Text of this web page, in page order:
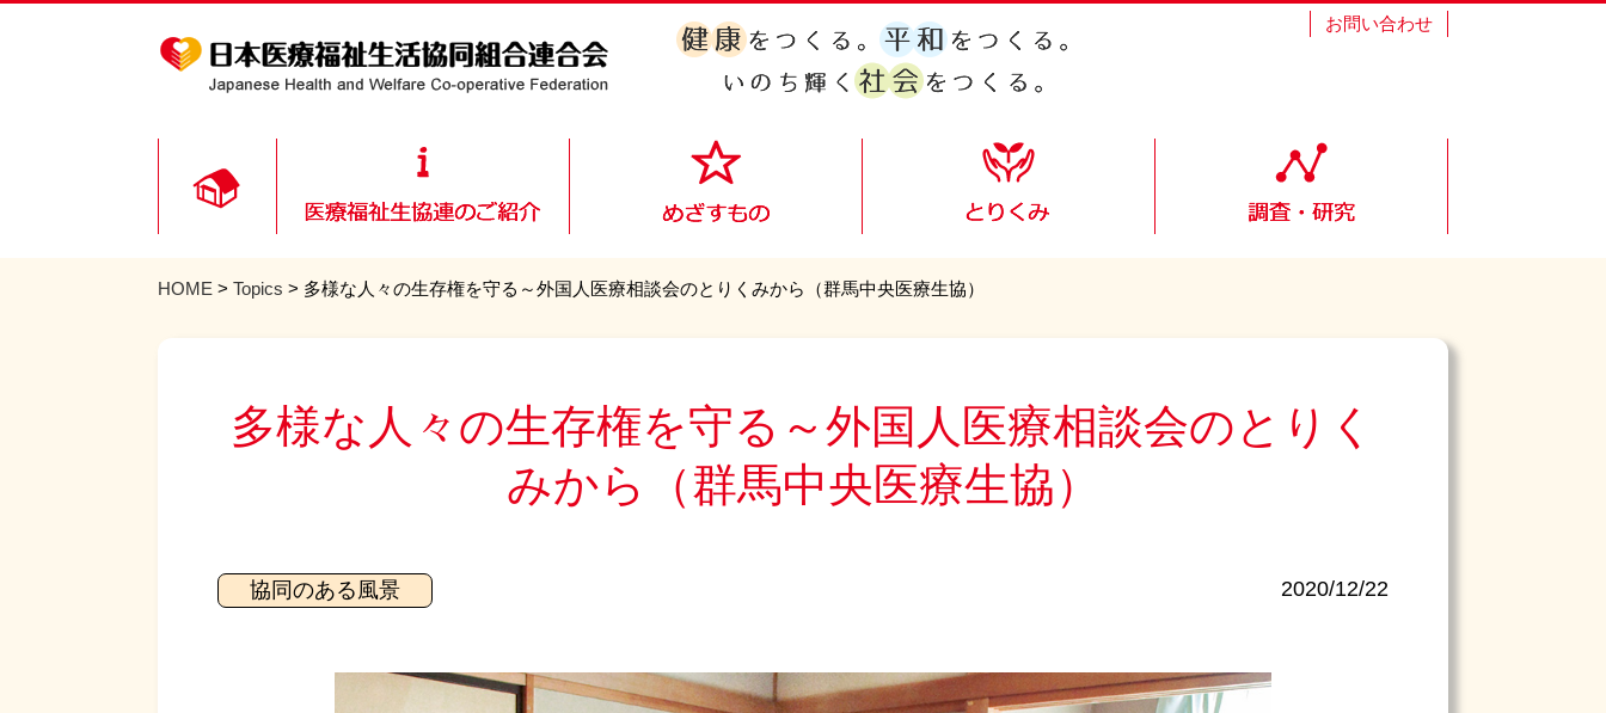
お問い合わせ
HOME > Topics > 多様な人々の生存権を守る～外国人医療相談会のとりくみから（群馬中央医療生協）
多様な人々の生存権を守る～外国人医療相談会のとりく
みから（群馬中央医療生協）
2020/12/22
協同のある風景